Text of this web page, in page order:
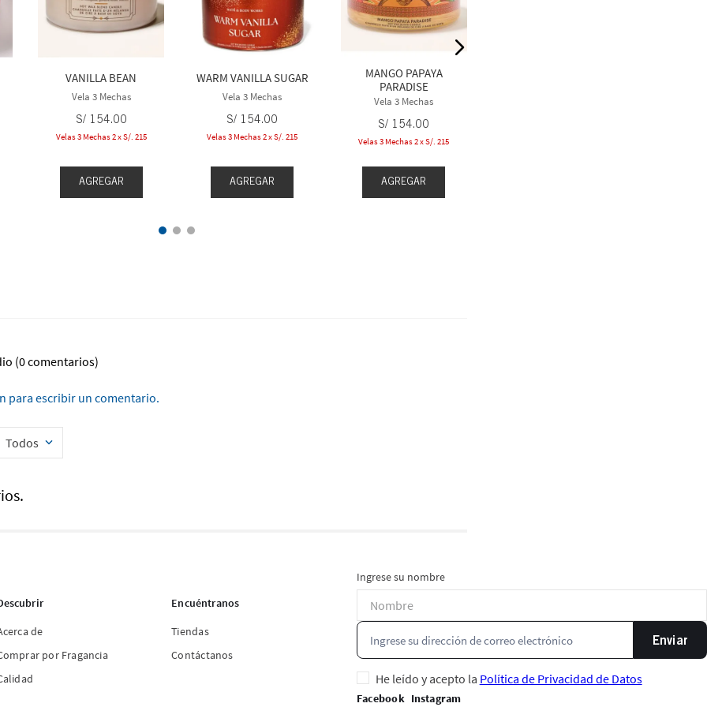
VANILLA BEAN
Vela 3 Mechas
S/ 154.00
Velas 3 Mechas 2 x S/. 215
AGREGAR
WARM VANILLA SUGAR
Vela 3 Mechas
S/ 154.00
Velas 3 Mechas 2 x S/. 215
AGREGAR
MANGO PAPAYA
PARADISE
Vela 3 Mechas
S/ 154.00
Velas 3 Mechas 2 x S/. 215
AGREGAR
(0 comentarios)
para escribir un comentario.
Todos
de
por Fragancia
Encuéntranos
Tiendas
Contáctanos
Ingrese su nombre
Enviar
He leído y acepto la Política de Privacidad de Datos